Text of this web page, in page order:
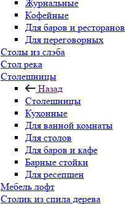
Журнальные
Кофейные
Для баров и ресторанов
Для переговорных
Столы из слэба
Стол река
Столешницы
Назад
Столешницы
Кухонные
Для ванной комнаты
Для столов
Для баров и кафе
Барные стойки
Для ресепшен
Мебель лофт
Столик из спила дерева